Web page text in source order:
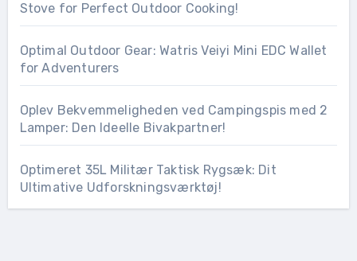
Stove for Perfect Outdoor Cooking!
Optimal Outdoor Gear: Watris Veiyi Mini EDC Wallet
for Adventurers
Oplev Bekvemmeligheden ved Campingspis med 2
Lamper: Den Ideelle Bivakpartner!
Optimeret 35L Militær Taktisk Rygsæk: Dit
Ultimative Udforskningsværktøj!